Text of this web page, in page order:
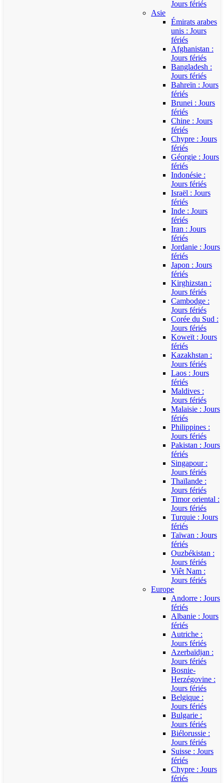
Jours fériés
Asie
Émirats arabes
unis : Jours
fériés
Afghanistan :
Jours fériés
Bangladesh :
Jours fériés
Bahreïn : Jours
fériés
Brunei : Jours
fériés
Chine : Jours
fériés
Chypre : Jours
fériés
Géorgie : Jours
fériés
Indonésie :
Jours fériés
Israël : Jours
fériés
Inde : Jours
fériés
Iran : Jours
fériés
Jordanie : Jours
fériés
Japon : Jours
fériés
Kirghizstan :
Jours fériés
Cambodge :
Jours fériés
Corée du Sud :
Jours fériés
Koweït : Jours
fériés
Kazakhstan :
Jours fériés
Laos : Jours
fériés
Maldives :
Jours fériés
Malaisie : Jours
fériés
Philippines :
Jours fériés
Pakistan : Jours
fériés
Singapour :
Jours fériés
Thaïlande :
Jours fériés
Timor oriental :
Jours fériés
Turquie : Jours
fériés
Taïwan : Jours
fériés
Ouzbékistan :
Jours fériés
Viêt Nam :
Jours fériés
Europe
Andorre : Jours
fériés
Albanie : Jours
fériés
Autriche :
Jours fériés
Azerbaïdjan :
Jours fériés
Bosnie-
Herzégovine :
Jours fériés
Belgique :
Jours fériés
Bulgarie :
Jours fériés
Biélorussie :
Jours fériés
Suisse : Jours
fériés
Chypre : Jours
fériés